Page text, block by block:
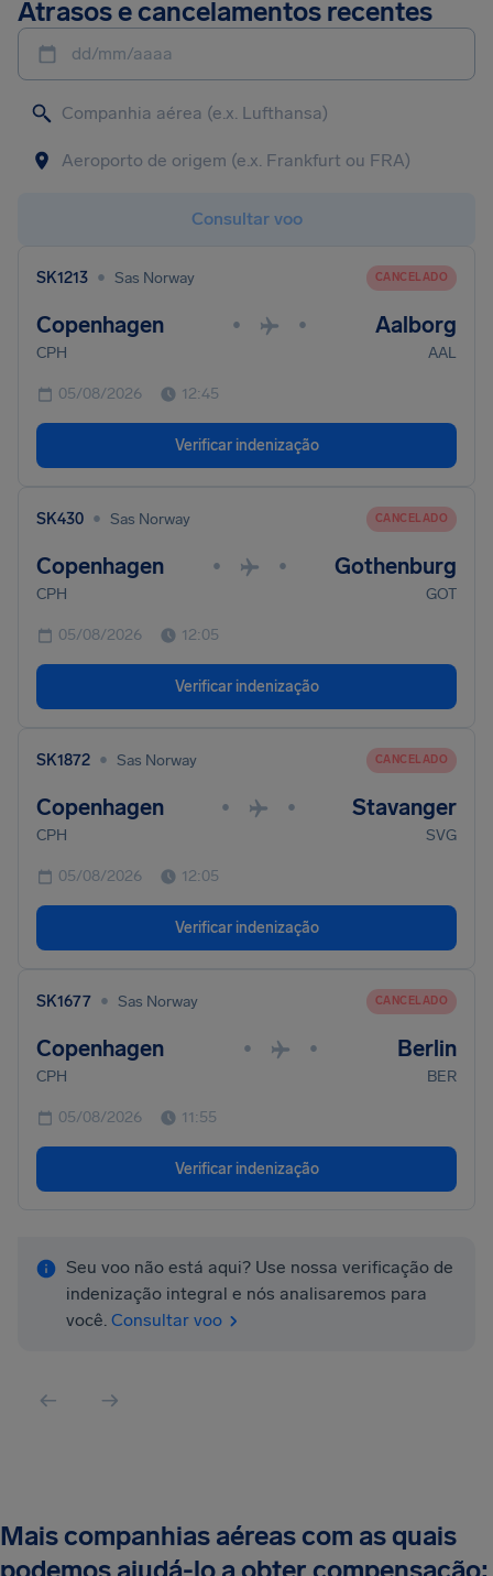
Atrasos e cancelamentos recentes
dd/mm/aaaa
Consultar voo
SK1213 • Sas Norway CANCELADO
Copenhagen • • Aalborg
CPH AAL
05/08/2026 12:45
Verificar indenização
SK430 • Sas Norway CANCELADO
Copenhagen • • Gothenburg
CPH GOT
05/08/2026 12:05
Verificar indenização
SK1872 • Sas Norway CANCELADO
Copenhagen • • Stavanger
CPH SVG
05/08/2026 12:05
Verificar indenização
SK1677 • Sas Norway CANCELADO
Copenhagen • • Berlin
CPH BER
05/08/2026 11:55
Verificar indenização
Seu voo não está aqui? Use nossa verificação de
indenização integral e nós analisaremos para
você. Consultar voo
Mais companhias aéreas com as quais